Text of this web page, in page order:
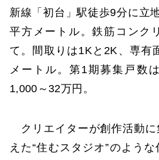
新線「初台」駅徒歩9分に立
平方メートル。鉄筋コンク
て。間取りは1Kと2K、専有
メートル。第1期募集戸数
1,000～32万円。
クリエイターが創作活動に
えた“住むスタジオ”のよう